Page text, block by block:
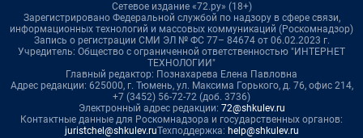
Сетевое издание «72.ру» (18+)
Зарегистрировано Федеральной службой по надзору в сфере связи,
информационных технологий и массовых коммуникаций (Роскомнадзор)
Запись о регистрации СМИ ЭЛ № ФС 77– 84674 от 06.02.2023 г.
Учредитель: Общество с ограниченной ответственностью "ИНТЕРНЕТ
ТЕХНОЛОГИИ"
Главный редактор: Познахарева Елена Павловна
Адрес редакции: 625000, г. Тюмень, ул. Максима Горького, д. 76, офис 214,
+7 (3452) 56-72-72 (доб. 3736)
Электронный адрес редакции: 72@shkulev.ru
Контактные данные для Роскомнадзора и государственных органов:
juristchel@shkulev.ruТехподдержка: help@shkulev.ru